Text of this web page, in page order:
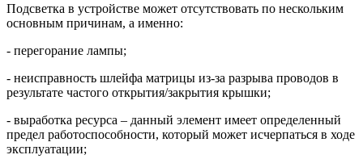
Подсветка в устройстве может отсутствовать по нескольким
основным причинам, а именно:
- перегорание лампы;
- неисправность шлейфа матрицы из-за разрыва проводов в
результате частого открытия/закрытия крышки;
- выработка ресурса – данный элемент имеет определенный
предел работоспособности, который может исчерпаться в ходе
эксплуатации;